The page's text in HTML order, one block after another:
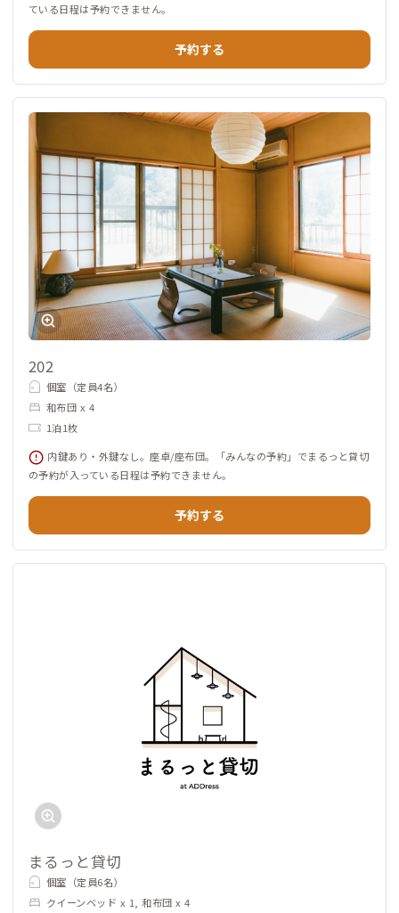
ている日程は予約できません。
予約する
202
個室（定員4名）
和布団 x 4
1泊1枚
内鍵あり・外鍵なし。座卓/座布団。「みんなの予約」でまるっと貸切
の予約が入っている日程は予約できません。
予約する
まるっと貸切
個室（定員6名）
クイーンベッド x 1, 和布団 x 4